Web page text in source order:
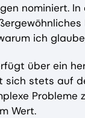
nominiert.
ich
über ein
stets auf
Wert.